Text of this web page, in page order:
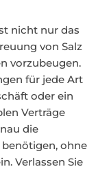
nicht nur das
von Salz
vorzubeugen.
für jede Art
oder ein
Verträge
die
ohne
Verlassen Sie